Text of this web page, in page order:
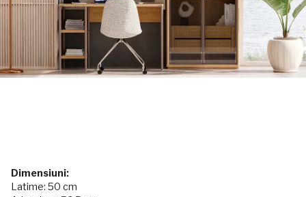
Dimensiuni:
Latime: 50 cm